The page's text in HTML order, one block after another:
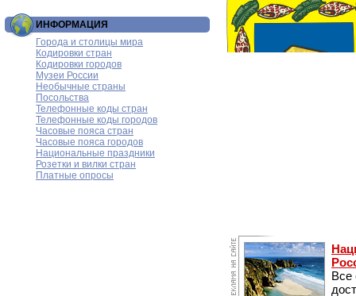
ИНФОРМАЦИЯ
Города и столицы мира
Кодировки стран
Кодировки городов
Музеи России
Необычные страны
Посольства
Телефонные коды стран
Телефонные коды городов
Часовые пояса стран
Часовые пояса городов
Национальные праздники
Розетки и вилки стран
Платные опросы
Все